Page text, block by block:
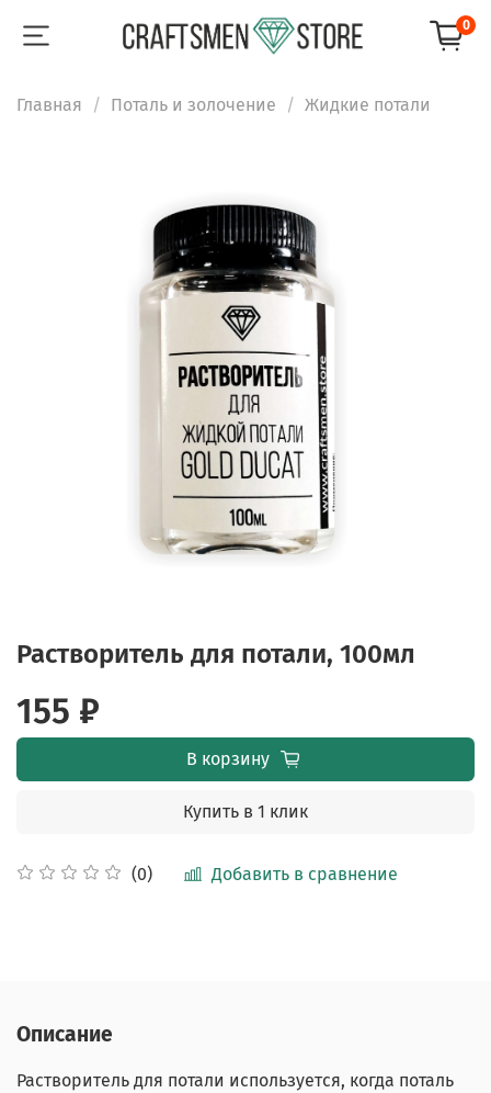
0
Главная Поталь и золочение Жидкие потали
Растворитель для потали, 100мл
(0) Добавить в сравнение
155 ₽
В корзину
Купить в 1 клик
Описание
Растворитель для потали используется, когда поталь